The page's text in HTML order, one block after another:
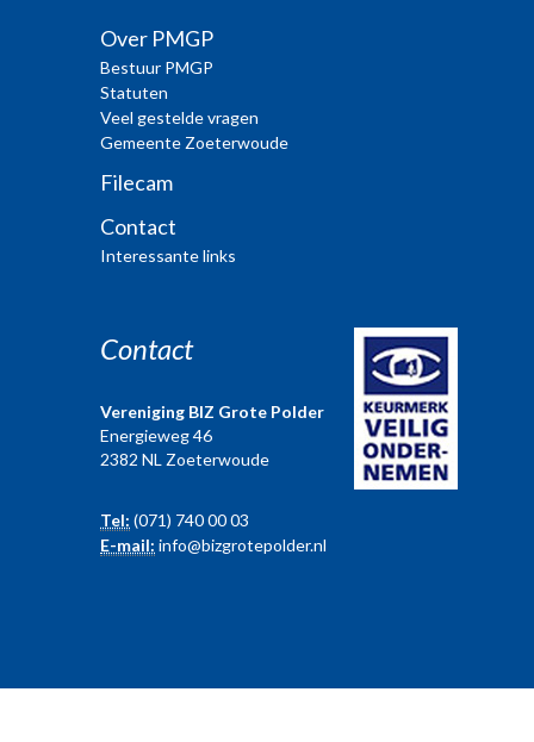
Over PMGP
Bestuur PMGP
Statuten
Veel gestelde vragen
Gemeente Zoeterwoude
Filecam
Contact
Interessante links
Contact
Vereniging BIZ Grote Polder
Energieweg 46
2382 NL Zoeterwoude
Tel: (071) 740 00 03
E-mail: info@bizgrotepolder.nl